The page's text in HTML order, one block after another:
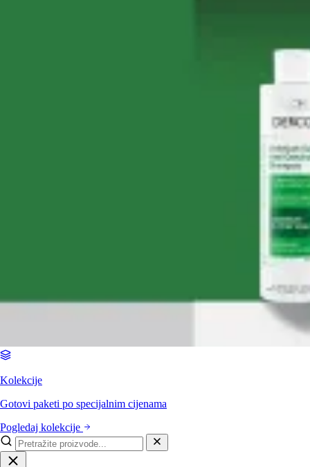
Kolekcije
Gotovi paketi po specijalnim cijenama
Pogledaj kolekcije